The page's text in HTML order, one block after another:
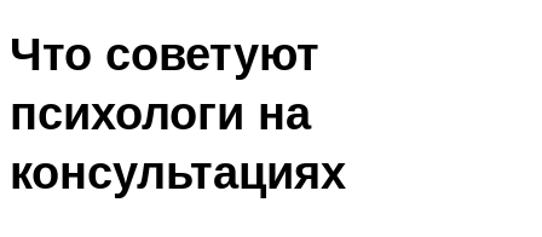
Что советуют
психологи на
консультациях